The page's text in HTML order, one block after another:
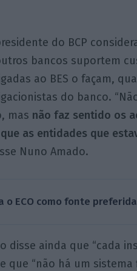
do BCP
bancos suportem
ao BES o façam,
do banco.
mas não faz sentido os
as entidades que
Nuno Amado.
o ECO como fonte
disse ainda que “cada
que “não há um sistema